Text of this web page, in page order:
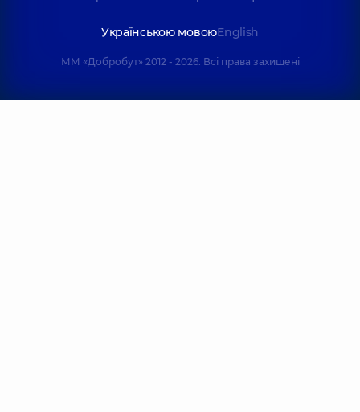
Українською мовоюEnglish
ММ «Добробут» 2012 - 2026. Всі права захищені